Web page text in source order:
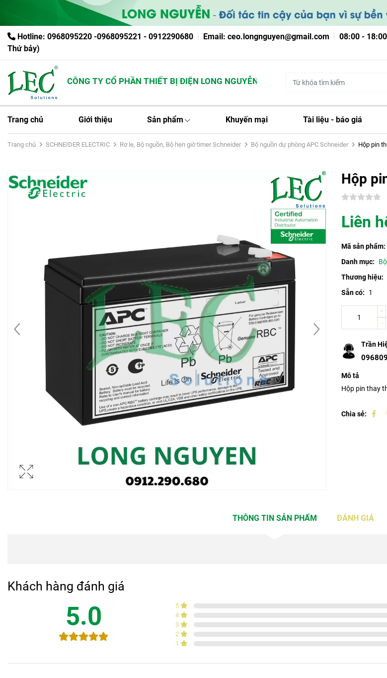
Hotline: 0968095220 -0968095221 - 0912290680 Email: ceo.longnguyen@gmail.com
08:00 -
Thứ bảy)
CÔNG TY CỔ PHẦN THIẾT BỊ ĐIỆN LONG NGUYỄN
Trang chủ Giới thiệu Sản phẩm Khuyến mại Tài liệu - báo giá
Trang chủ SCHNEIDER ELECTRIC Rơ le, Bộ nguồn, Bộ hẹn giờ timer Schneider Bộ nguồn dự phòng APC Schneider Hộp pin
Hộp
Liên
Mã sản phẩm:
Danh mục:
Thương hiệu:
Sẵn có:
1
Trần
Mô tả
Hộp pin thay
Chia sẻ:
THÔNG TIN SẢN PHẨM ĐÁNH GIÁ
Khách hàng đánh giá
5.0 5
4
3
2
1